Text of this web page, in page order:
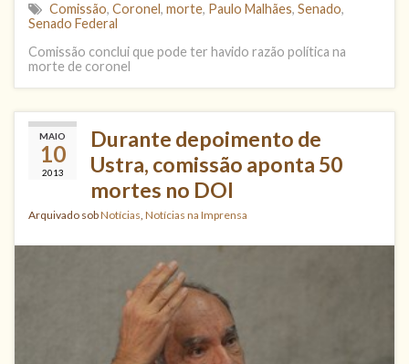
Comissão, Coronel, morte, Paulo Malhães, Senado,
Senado Federal
Comissão conclui que pode ter havido razão política na
morte de coronel
MAIO
10
2013
Durante depoimento de
Ustra, comissão aponta 50
mortes no DOI
Arquivado sobNotícias, Notícias na Imprensa